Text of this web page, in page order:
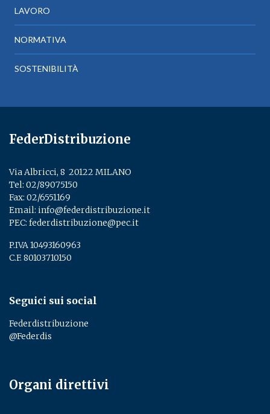
LAVORO
NORMATIVA
SOSTENIBILITÀ
FederDistribuzione
Via Albricci, 8 ­ 20122 MILANO
Tel: 02/89075150
Fax: 02/6551169
Email: info@federdistribuzione.it
PEC: federdistribuzione@pec.it
P.IVA 10493160963
C.F. 80103710150
Seguici sui social
Federdistribuzione
@Federdis
Organi direttivi